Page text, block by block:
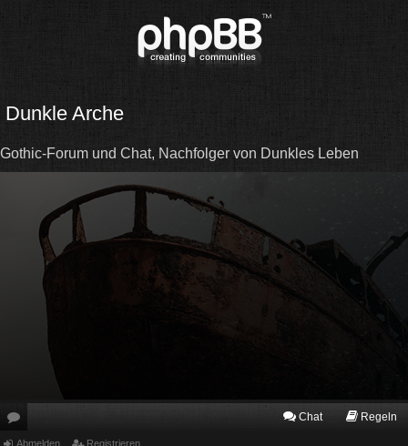
Dunkle Arche
Gothic-Forum und Chat, Nachfolger von Dunkles Leben
Chat Regeln
Abmelden Registrieren